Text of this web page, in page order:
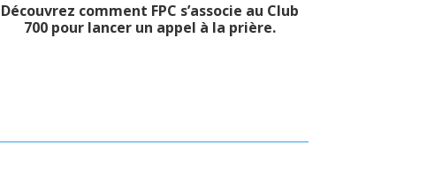
Découvrez comment FPC s’associe au Club
700 pour lancer un appel à la prière.